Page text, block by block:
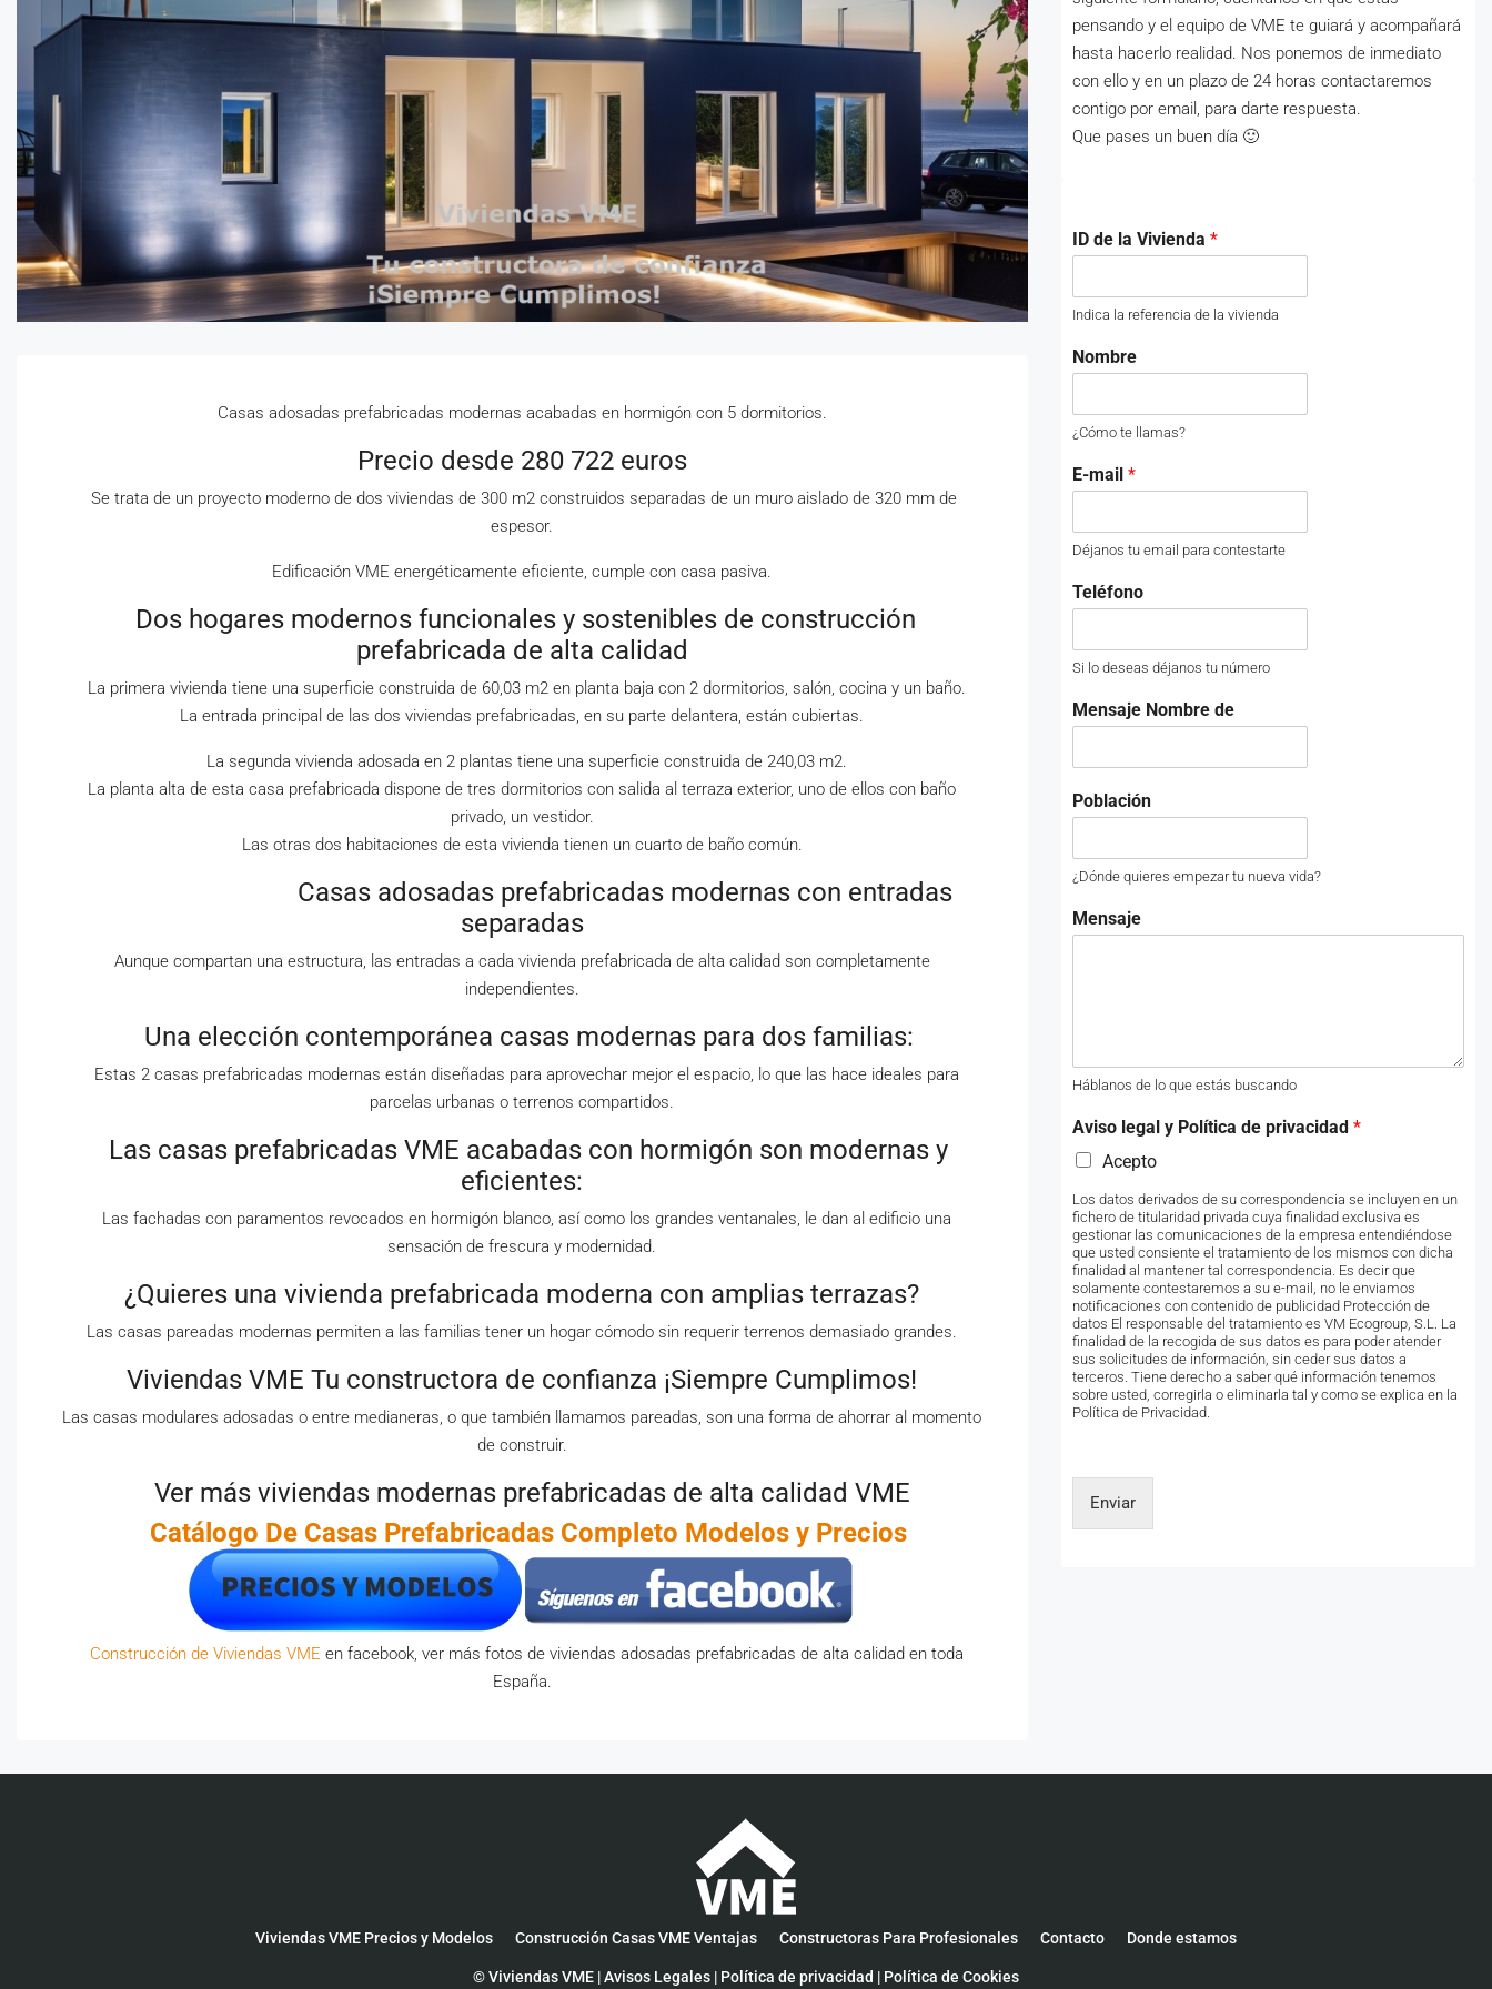
Casas adosadas prefabricadas modernas acabadas en hormigón con 5 dormitorios.
Precio desde 280 722 euros
Se trata de un proyecto moderno de dos viviendas de 300 m2 construidos separadas de un muro aislado de 320 mm de
espesor.
Edificación VME energéticamente eficiente, cumple con casa pasiva.
Dos hogares modernos funcionales y sostenibles de construcción
prefabricada de alta calidad
La primera vivienda tiene una superficie construida de 60,03 m2 en planta baja con 2 dormitorios, salón, cocina y un baño.
La entrada principal de las dos viviendas prefabricadas, en su parte delantera, están cubiertas.
La segunda vivienda adosada en 2 plantas tiene una superficie construida de 240,03 m2.
La planta alta de esta casa prefabricada dispone de tres dormitorios con salida al terraza exterior, uno de ellos con baño
privado, un vestidor.
Las otras dos habitaciones de esta vivienda tienen un cuarto de baño común.
Casas adosadas prefabricadas modernas con entradas
separadas
Aunque compartan una estructura, las entradas a cada vivienda prefabricada de alta calidad son completamente
independientes.
Una elección contemporánea casas modernas para dos familias:
Estas 2 casas prefabricadas modernas están diseñadas para aprovechar mejor el espacio, lo que las hace ideales para
parcelas urbanas o terrenos compartidos.
Las casas prefabricadas VME acabadas con hormigón son modernas y
eficientes:
Las fachadas con paramentos revocados en hormigón blanco, así como los grandes ventanales, le dan al edificio una
sensación de frescura y modernidad.
¿Quieres una vivienda prefabricada moderna con amplias terrazas?
Las casas pareadas modernas permiten a las familias tener un hogar cómodo sin requerir terrenos demasiado grandes.
Viviendas VME Tu constructora de confianza ¡Siempre Cumplimos!
Las casas modulares adosadas o entre medianeras, o que también llamamos pareadas, son una forma de ahorrar al momento
de construir.
Ver más viviendas modernas prefabricadas de alta calidad VME
Catálogo De Casas Prefabricadas Completo Modelos y Precios
Construcción de Viviendas VME en facebook, ver más fotos de viviendas adosadas prefabricadas de alta calidad en toda
España.
pensando y el equipo de VME te guiará y acompañará
hasta hacerlo realidad. Nos ponemos de inmediato
con ello y en un plazo de 24 horas contactaremos
contigo por email, para darte respuesta.
Que pases un buen día 🙂
ID de la Vivienda *
Indica la referencia de la vivienda
Nombre
¿Cómo te llamas?
E-mail *
Déjanos tu email para contestarte
Teléfono
Si lo deseas déjanos tu número
Mensaje Nombre de
Población
¿Dónde quieres empezar tu nueva vida?
Mensaje
Háblanos de lo que estás buscando
Aviso legal y Política de privacidad *
Acepto
Los datos derivados de su correspondencia se incluyen en un
fichero de titularidad privada cuya finalidad exclusiva es
gestionar las comunicaciones de la empresa entendiéndose
que usted consiente el tratamiento de los mismos con dicha
finalidad al mantener tal correspondencia. Es decir que
solamente contestaremos a su e-mail, no le enviamos
notificaciones con contenido de publicidad Protección de
datos El responsable del tratamiento es VM Ecogroup, S.L. La
finalidad de la recogida de sus datos es para poder atender
sus solicitudes de información, sin ceder sus datos a
terceros. Tiene derecho a saber qué información tenemos
sobre usted, corregirla o eliminarla tal y como se explica en la
Política de Privacidad.
Enviar
Viviendas VME Precios y Modelos Construcción Casas VME Ventajas Constructoras Para Profesionales Contacto Donde estamos
© Viviendas VME |Avisos Legales | Política de privacidad | Política de Cookies